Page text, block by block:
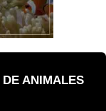
DE ANIMALES